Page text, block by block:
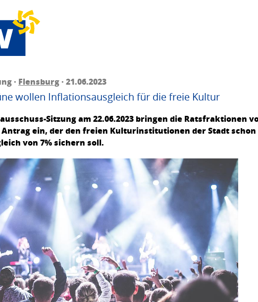
· Flensburg· 21.06.2023
wollen Inflationsausgleich für die freie Kultur
Sitzung am 22.06.2023 bringen die Ratsfraktionen
ein, der den freien Kulturinstitutionen der Stadt schon
von 7% sichern soll.